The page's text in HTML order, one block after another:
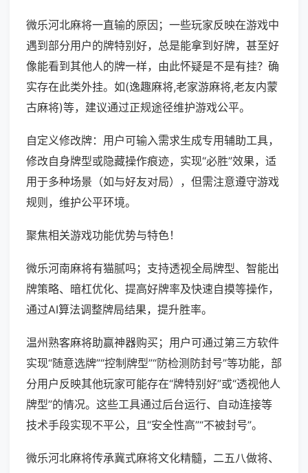
微乐河北麻将一直输的原因；一些玩家反映在游戏中
遇到部分用户的牌特别好，总是能拿到好牌，甚至好
像能看到其他人的牌一样，由此怀疑是不是有挂？确
实存在此类外挂。如(逸趣麻将,老家游麻将,老友内蒙
古麻将)等，建议通过正规途径维护游戏公平。
自定义修改牌：用户可输入需求生成专用辅助工具，
修改自身牌型或隐藏操作痕迹，实现“必胜”效果，适
用于多种场景（如与好友对局），但需注意遵守游戏
规则，维护公平环境。
聚焦相关游戏功能优势与特色！
微乐河南麻将有猫腻吗；支持透视全局牌型、智能出
牌策略、暗杠优化、提高好牌率及快速自摸等操作，
通过AI算法调整牌局结果，提升胜率。
温州熟客麻将助赢神器购买；用户可通过第三方软件
实现“随意选牌”“控制牌型”“防检测防封号”等功能，部
分用户反映其他玩家可能存在“牌特别好”或“透视他人
牌型”的情况。这些工具通过后台运行、自动连接等
技术手段实现不平公，且“安全性高”“不被封号”。
微乐河北麻将传承冀式麻将文化精髓，二五八做将、